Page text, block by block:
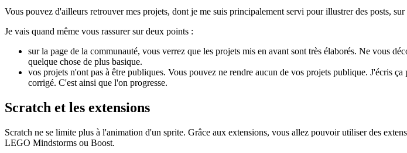
Vous pouvez d'ailleurs retrouver mes projets, dont je me suis principalement servi pour illustrer des posts,
Je vais quand même vous rassurer sur deux points :
sur la page de la communauté, vous verrez que les projets mis en avant sont très élaborés. Ne vous
quelque chose de plus basique.
vos projets n'ont pas à être publiques. Vous pouvez ne rendre aucun de vos projets publique. J'écris
corrigé. C'est ainsi que l'on progresse.
Scratch et les extensions
Scratch ne se limite plus à l'animation d'un sprite. Grâce aux extensions, vous allez pouvoir utiliser des
LEGO Mindstorms ou Boost.